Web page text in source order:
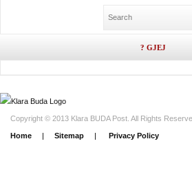
Copyright © 2013 Klara BUDA Post. All Rights
Home | Sitemap | Privacy Policy